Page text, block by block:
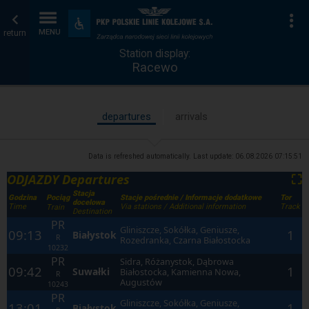
return MENU
Accessibility
and
amenities
Station
display
Home
page
Station display:
Racewo
departures arrivals
Data is refreshed automatically. Last update: 06.08.2026 07:15:51
ODJAZDY Departures ⛶
Godzina
Time
Pociąg
Train
Stacja
docelowa
Destination
Stacje pośrednie / Informacje dodatkowe
Via stations / Additional information
Tor
Track
09:13
PR
R
10232
Białystok Gliniszcze, Sokółka, Geniusze,
Rozedranka, Czarna Białostocka
1
09:42
PR
R
10243
Suwałki
Sidra, Różanystok, Dąbrowa
Białostocka, Kamienna Nowa,
Augustów
1
PR
Gliniszcze, Sokółka, Geniusze,